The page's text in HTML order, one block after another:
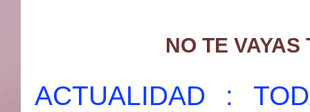
NO TE
ACTUALIDAD :